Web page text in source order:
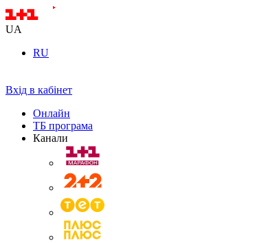
UA
RU
Вхід в кабінет
Онлайн
ТБ програма
Канали